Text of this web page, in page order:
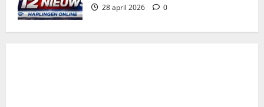
28 april 2026 0